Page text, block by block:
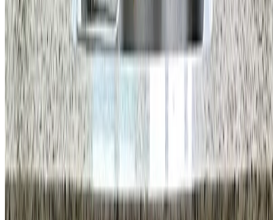
회사소개
채용 페이지
네이버 블로그
카카오톡 채널
개인정보 처리방침|이용약관|서비스 운영 정책
© 2026 홈앤코 주식회사. All rights reserved.